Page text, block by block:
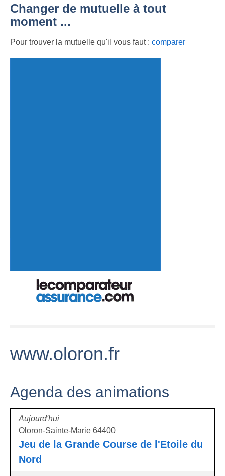
Changer de mutuelle à tout
moment ...
Pour trouver la mutuelle qu'il vous faut : comparer
www.oloron.fr
Agenda des animations
Aujourd'hui
Oloron-Sainte-Marie 64400
Jeu de la Grande Course de l'Etoile du
Nord